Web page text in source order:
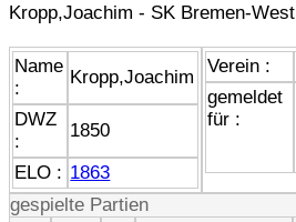
Kropp,Joachim - SK Bremen-West
Name
:
Kropp,Joachim
DWZ
:
1850
ELO : 1863
Verein :
gemeldet
für :
gespielte Partien